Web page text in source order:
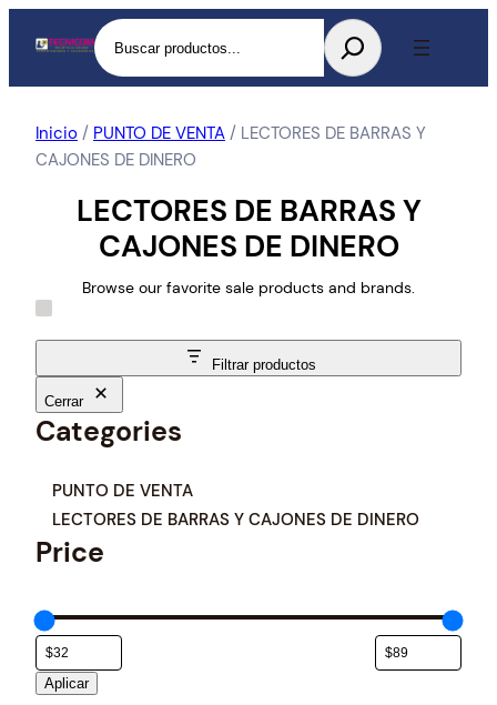
Buscar
Inicio / PUNTO DE VENTA / LECTORES DE BARRAS Y
CAJONES DE DINERO
LECTORES DE BARRAS Y
CAJONES DE DINERO
Browse our favorite sale products and brands.
Filtrar productos
Cerrar
Categories
t
e
o
r
PUNTO DE VENTA
LECTORES DE BARRAS Y CAJONES DE DINERO
Price
Aplicar